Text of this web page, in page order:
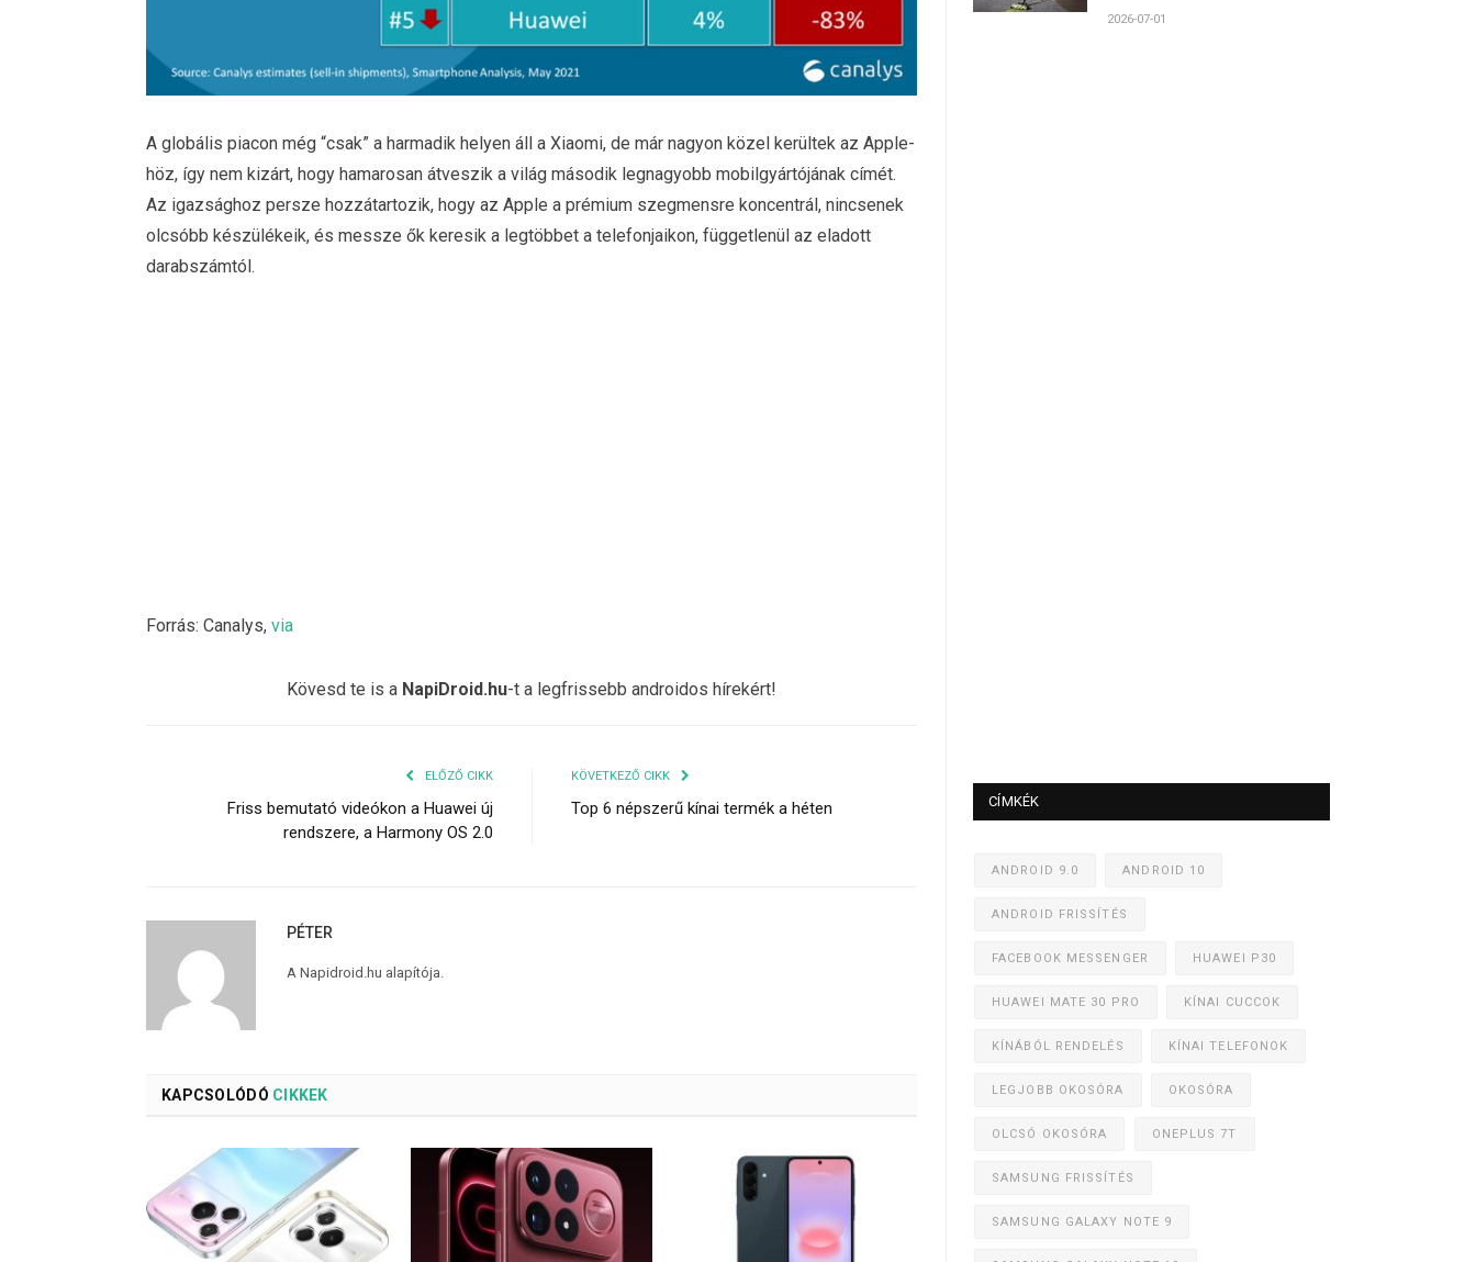
A globális piacon még “csak” a harmadik helyen áll a Xiaomi, de már nagyon közel kerültek az Apple-
höz, így nem kizárt, hogy hamarosan átveszik a világ második legnagyobb mobilgyártójának címét.
Az igazsághoz persze hozzátartozik, hogy az Apple a prémium szegmensre koncentrál, nincsenek
olcsóbb készülékeik, és messze ők keresik a legtöbbet a telefonjaikon, függetlenül az eladott
darabszámtól.
Forrás: Canalys, via
Kövesd te is a NapiDroid.hu-t a legfrissebb androidos hírekért!
ELŐZŐ CIKK
Friss bemutató videókon a Huawei új
rendszere, a Harmony OS 2.0
KÖVETKEZŐ CIKK
Top 6 népszerű kínai termék a héten
PÉTER
A Napidroid.hu alapítója.
KAPCSOLÓDÓ CIKKEK
2026-07-01
CÍMKÉK
ANDROID 9.0 ANDROID 10
ANDROID FRISSÍTÉS
FACEBOOK MESSENGER HUAWEI P30
HUAWEI MATE 30 PRO KÍNAI CUCCOK
KÍNÁBÓL RENDELÉS KÍNAI TELEFONOK
LEGJOBB OKOSÓRA OKOSÓRA
OLCSÓ OKOSÓRA ONEPLUS 7T
SAMSUNG FRISSÍTÉS
SAMSUNG GALAXY NOTE 9